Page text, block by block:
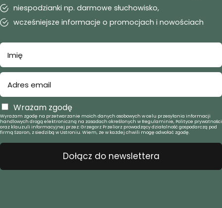
niespodzianki np. darmowe słuchowisko,
wcześniejsze informacje o promocjach i nowościach
Wrażam zgodę
Wyrażam zgodę na przetwarzanie moich danych osobowych w celu przesyłania informacji
handlowych drogą elektroniczną na zasadach określonych w Regulaminie, Polityce prywatności
oraz klauzuli informacyjnej przez: Grzegorz Przeliorz prowadzący działalność gospodarczą pod
firmą Szaron, z siedzibą w Ustroniu. Wiem, że w każdej chwili mogę odwołać zgodę.
Dołącz do newslettera